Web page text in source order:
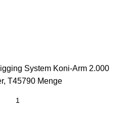
System Koni-Arm 2.000
T45790 Menge